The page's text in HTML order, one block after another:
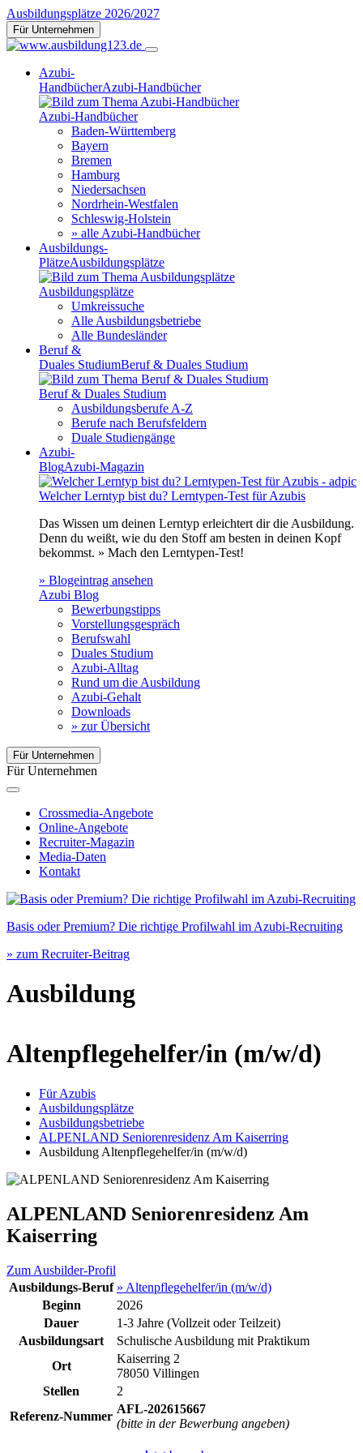
Ausbildungsplätze 2026/2027
Für Unternehmen
Azubi-
HandbücherAzubi-Handbücher
Azubi-Handbücher
Baden-Württemberg
Bayern
Bremen
Hamburg
Niedersachsen
Nordrhein-Westfalen
Schleswig-Holstein
» alle Azubi-Handbücher
Ausbildungs-
PlätzeAusbildungsplätze
Ausbildungsplätze
Umkreissuche
Alle Ausbildungsbetriebe
Alle Bundesländer
Beruf &
Duales StudiumBeruf & Duales Studium
Beruf & Duales Studium
Ausbildungsberufe A-Z
Berufe nach Berufsfeldern
Duale Studiengänge
Azubi-
BlogAzubi-Magazin
Welcher Lerntyp bist du? Lerntypen-Test für Azubis
Das Wissen um deinen Lerntyp erleichtert dir die Ausbildung.
Denn du weißt, wie du den Stoff am besten in deinen Kopf
bekommst. » Mach den Lerntypen-Test!
» Blogeintrag ansehen
Azubi Blog
Bewerbungstipps
Vorstellungsgespräch
Berufswahl
Duales Studium
Azubi-Alltag
Rund um die Ausbildung
Azubi-Gehalt
Downloads
» zur Übersicht
Für Unternehmen
Für Unternehmen
Crossmedia-Angebote
Online-Angebote
Recruiter-Magazin
Media-Daten
Kontakt
Basis oder Premium? Die richtige Profilwahl im Azubi-Recruiting
» zum Recruiter-Beitrag
Ausbildung
Altenpflegehelfer/in (m/w/d)
Für Azubis
Ausbildungsplätze
Ausbildungsbetriebe
ALPENLAND Seniorenresidenz Am Kaiserring
Ausbildung Altenpflegehelfer/in (m/w/d)
ALPENLAND Seniorenresidenz Am
Kaiserring
Zum Ausbilder-Profil
Ausbildungs-Beruf » Altenpflegehelfer/in (m/w/d)
Beginn
2026
Dauer
1-3 Jahre (Vollzeit oder Teilzeit)
Ausbildungsart
Schulische Ausbildung mit Praktikum
Ort
Kaiserring 2
78050 Villingen
Stellen
2
Referenz-Nummer
AFL-202615667
(bitte in der Bewerbung angeben)